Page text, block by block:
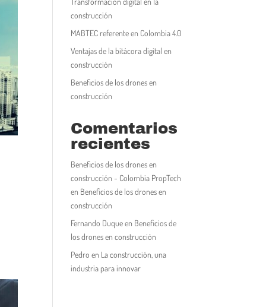
construcción
MABTEC referente en Colombia 4.0
Ventajas de la bitácora digital en
construcción
Beneficios de los drones en
construcción
Comentarios
recientes
Beneficios de los drones en
construcción - Colombia PropTech
en Beneficios de los drones en
construcción
Fernando Duqueen Beneficios de
los drones en construcción
Pedro en La construcción, una
industria para innovar